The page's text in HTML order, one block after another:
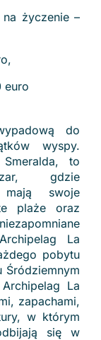
życzenie –
euro
do
wyspy.
to
gdzie
mają swoje
plaże oraz
La
pobytu
Śródziemnym
La
zapachami,
w którym
się w